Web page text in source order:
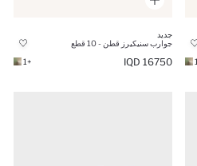
جديد
جوارب سنيكيرز قطن - 10 قطع
16750 IQD
+1